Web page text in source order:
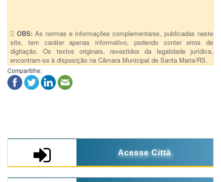
OBS: As normas e informações complementares, publicadas neste
site, tem caráter apenas informativo, podendo conter erros de
digitação. Os textos originais, revestidos da legalidade jurídica,
encontram-se à disposição na Câmara Municipal de Santa Maria/RS.
Compartilhe:
Acesse Città